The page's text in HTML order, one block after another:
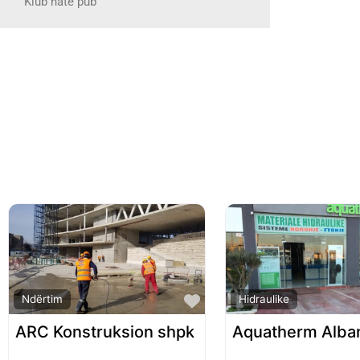
Ndërtim
Favorite
ARC Konstruksion shpk
Hidraulike
Aquatherm